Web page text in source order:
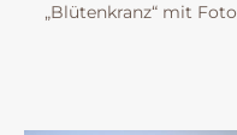
„Blütenkranz“ mit Foto